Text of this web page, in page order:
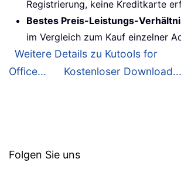
Registrierung, keine Kreditkarte
Bestes Preis-Leistungs-
im Vergleich zum Kauf einzelner
Weitere Details zu Kutools for
Office...
Kostenloser Download...
Folgen Sie uns